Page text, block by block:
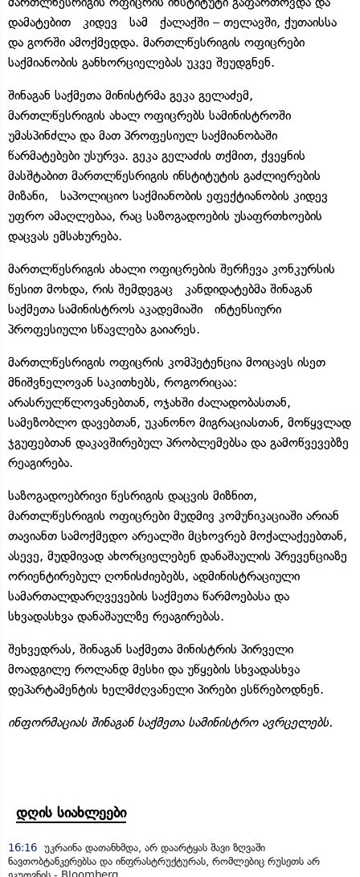
დამატებით კიდევ სამ ქალაქში – თელავში, ქუთაისსა
და გორში ამოქმედდა. მართლწესრიგის ოფიცრები
საქმიანობის განხორციელებას უკვე შეუდგნენ.
შინაგან საქმეთა მინისტრმა გეკა გელაძემ,
მართლწესრიგის ახალ ოფიცრებს სამინისტროში
უმასპინძლა და მათ პროფესიულ საქმიანობაში
წარმატებები უსურვა. გეკა გელაძის თქმით, ქვეყნის
მასშტაბით მართლწესრიგის ინსტიტუტის გაძლიერების
მიზანი, საპოლიციო საქმიანობის ეფექტიანობის კიდევ
უფრო ამაღლებაა, რაც საზოგადოების უსაფრთხოების
დაცვას ემსახურება.
მართლწესრიგის ახალი ოფიცრების შერჩევა კონკურსის
წესით მოხდა, რის შემდეგაც კანდიდატებმა შინაგან
საქმეთა სამინისტროს აკადემიაში ინტენსიური
პროფესიული სწავლება გაიარეს.
მართლწესრიგის ოფიცრის კომპეტენცია მოიცავს ისეთ
მნიშვნელოვან საკითხებს, როგორიცაა:
არასრულწლოვანებთან, ოჯახში ძალადობასთან,
სამეზობლო დავებთან, უკანონო მიგრაციასთან, მოწყვლად
ჯგუფებთან დაკავშირებულ პრობლემებსა და გამოწვევებზე
რეაგირება.
საზოგადოებრივი წესრიგის დაცვის მიზნით,
მართლწესრიგის ოფიცრები მუდმივ კომუნიკაციაში არიან
თავიანთ სამოქმედო არეალში მცხოვრებ მოქალაქეებთან,
ასევე, მუდმივად ახორციელებენ დანაშაულის პრევენციაზე
ორიენტირებულ ღონისძიებებს, ადმინისტრაციული
სამართალდარღვევების საქმეთა წარმოებასა და
სხვადასხვა დანაშაულზე რეაგირებას.
შეხვედრას, შინაგან საქმეთა მინისტრის პირველი
მოადგილე როლანდ მესხი და უწყების სხვადასხვა
დეპარტამენტის ხელმძღვანელი პირები ესწრებოდნენ.
ინფორმაციას შინაგან საქმეთა სამინისტრო ავრცელებს.
დღის სიახლეები
16:16 უკრაინა დათანხმდა, არ დაარტყას შავი ზღვაში
ნავთობტანკერებსა და ინფრასტრუქტურას, რომლებიც რუსეთს არ